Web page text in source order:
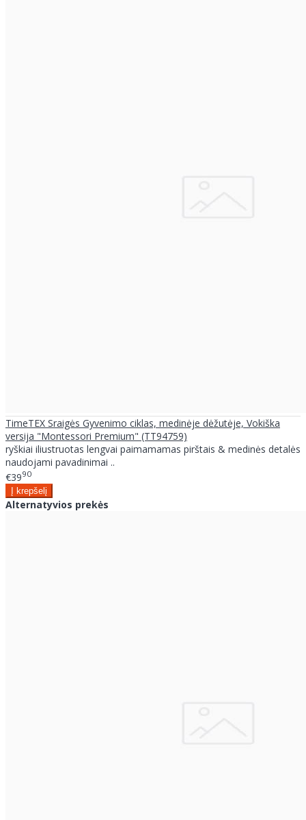
TimeTEX Sraigės Gyvenimo ciklas, medinėje dėžutėje, Vokiška
versija "Montessori Premium" (TT94759)
ryškiai iliustruotas lengvai paimamamas pirštais & medinės detalės
naudojami pavadinimai ..
€3990
Alternatyvios prekės